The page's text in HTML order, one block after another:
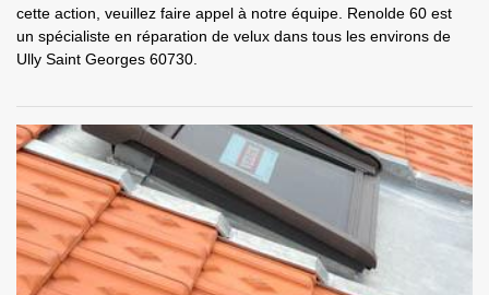
cette action, veuillez faire appel à notre équipe. Renolde 60 est
un spécialiste en réparation de velux dans tous les environs de
Ully Saint Georges 60730.